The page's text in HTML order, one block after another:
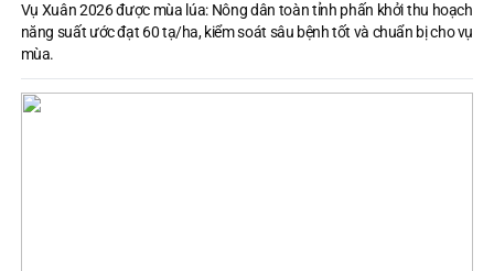
Vụ Xuân 2026 được mùa lúa: Nông dân toàn tỉnh phấn khởi thu hoạch
năng suất ước đạt 60 tạ/ha, kiểm soát sâu bệnh tốt và chuẩn bị cho vụ
mùa.